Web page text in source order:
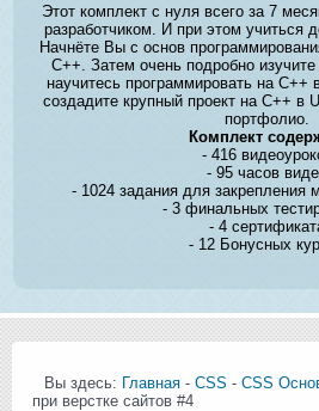
Этот комплект с нуля всего за 7
разработчиком. И при этом учиться
Начнёте Вы с основ
C++. Затем очень подробно
научитесь программировать на C++
создадите крупный проект на C++ в
портфолио.
Комплект
- 416
- 95 часов
- 1024 задания для закрепления
- 3 финальных
- 4
- 12 Бонусных
Вы здесь: Главная - CSS - CSS
при верстке сайтов #4